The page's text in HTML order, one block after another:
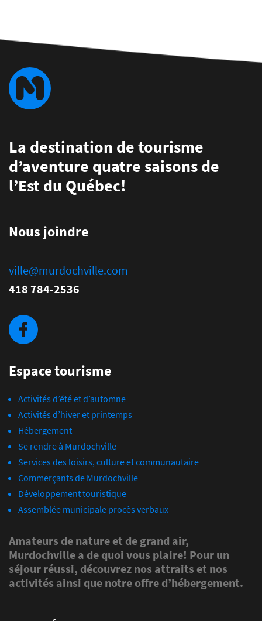
La destination de tourisme
d’aventure quatre saisons de
l’Est du Québec!
Nous joindre
ville@murdochville.com
418 784-2536
Espace tourisme
Activités d’été et d’automne
Activités d’hiver et printemps
Hébergement
Se rendre à Murdochville
Services des loisirs, culture et communautaire
Commerçants de Murdochville
Développement touristique
Assemblée municipale procès verbaux
Amateurs de nature et de grand air,
Murdochville a de quoi vous plaire! Pour un
séjour réussi, découvrez nos attraits et nos
activités ainsi que notre offre d’hébergement.